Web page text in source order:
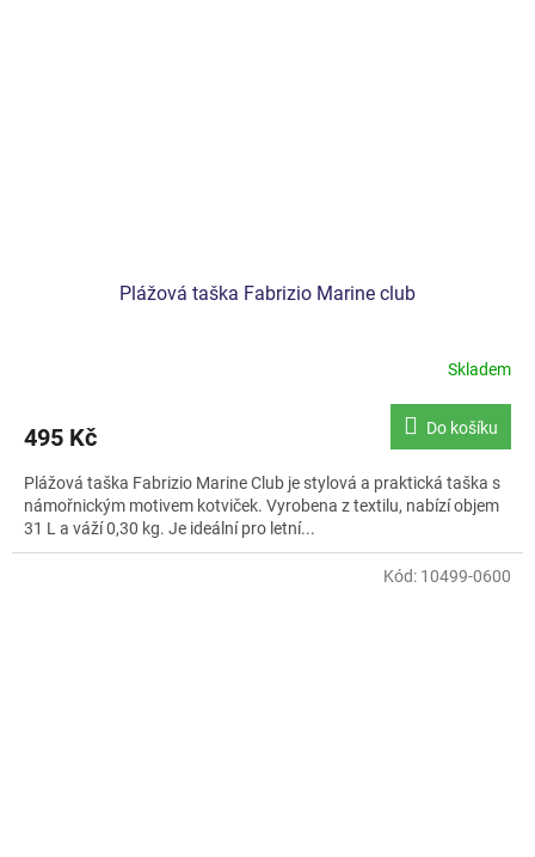
Plážová taška Fabrizio Marine club
Skladem
495 Kč Do košíku
Plážová taška Fabrizio Marine Club je stylová a praktická taška s
námořnickým motivem kotviček. Vyrobena z textilu, nabízí objem
31 L a váží 0,30 kg. Je ideální pro letní...
Kód: 10499-0600